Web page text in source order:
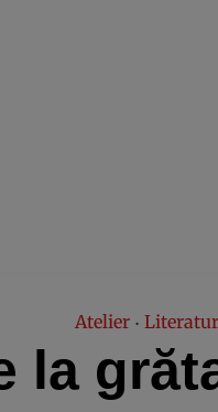
Atelier •
la